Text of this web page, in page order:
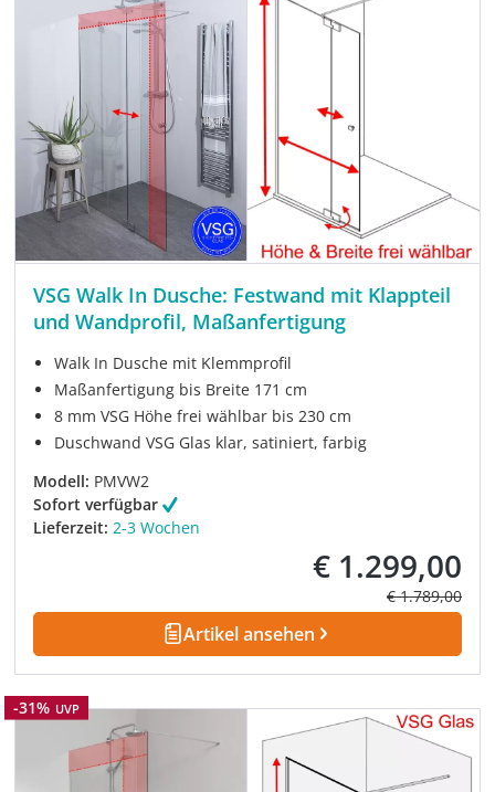
VSG Walk In Dusche: Festwand mit Klappteil
und Wandprofil, Maßanfertigung
Walk In Dusche mit Klemmprofil
Maßanfertigung bis Breite 171 cm
8 mm VSG Höhe frei wählbar bis 230 cm
Duschwand VSG Glas klar, satiniert, farbig
Modell: PMVW2
Sofort verfügbar
Lieferzeit: 2-3 Wochen
Verkaufspreis:
€ 1.299,00
Regulärer
€ 1.789,00
Artikel ansehen
Rabatt
-31% UVP